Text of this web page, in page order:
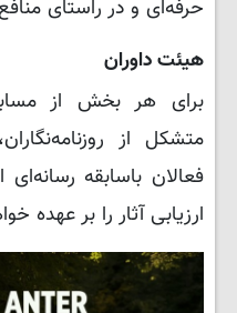
حرفه‌ای و در راستای
هیئت داوران
برای هر بخش از
متشکل از
فعالان باسابقه
ارزیابی آثار را بر عهده